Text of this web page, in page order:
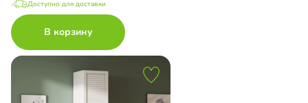
Доступно для доставки
В корзину